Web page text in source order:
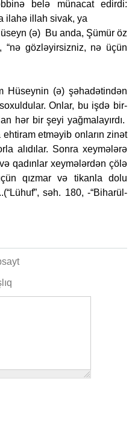
belə münacat edirdi:
ilahə illah sivak, ya
(ə) Bu anda, Şümür öz
gözləyirsizniz, nə üçün
Hüseynin (ə) şəhadətindən
Onlar, bu işdə bir-
hər bir şeyi yağmalayırdı.
etməyib onların zinət
alıdılar. Sonra xeymələrə
qadınlar xeymələrdən çölə
qızmar və tikanla dolu
səh. 180, -“Biharül-